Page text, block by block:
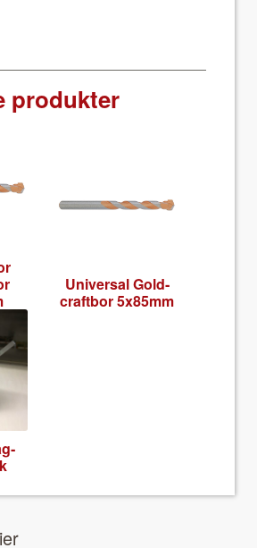
produkter
Uni­ver­sal Gold­
craft­bor 5x85mm